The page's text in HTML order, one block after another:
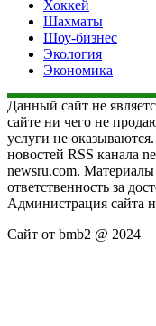
Хоккей
Шахматы
Шоу-бизнес
Экология
Экономика
Данный сайт не
сайте ни чего не
услуги не
новостей RSS канала
newsru.com.
ответственность за
Администрация сайта
Сайт от bmb2 @ 2024